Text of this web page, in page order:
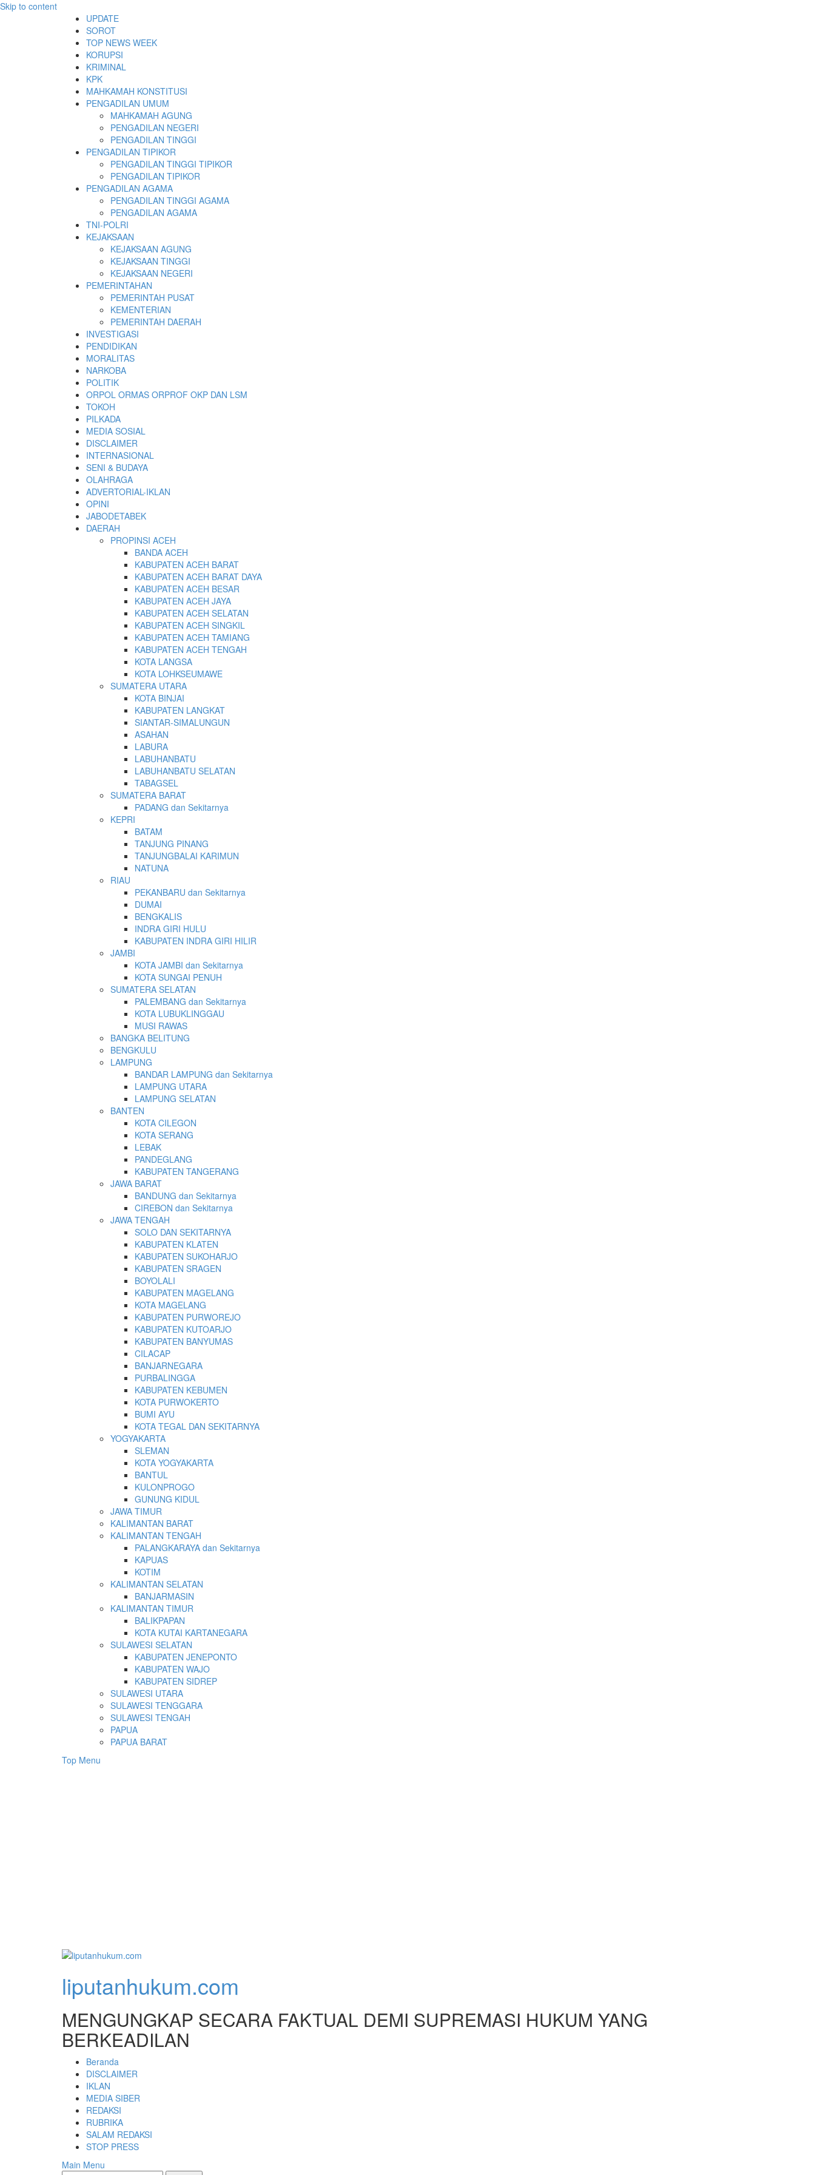
Skip to content
UPDATE
SOROT
TOP NEWS WEEK
KORUPSI
KRIMINAL
KPK
MAHKAMAH KONSTITUSI
PENGADILAN UMUM
MAHKAMAH AGUNG
PENGADILAN NEGERI
PENGADILAN TINGGI
PENGADILAN TIPIKOR
PENGADILAN TINGGI TIPIKOR
PENGADILAN TIPIKOR
PENGADILAN AGAMA
PENGADILAN TINGGI AGAMA
PENGADILAN AGAMA
TNI-POLRI
KEJAKSAAN
KEJAKSAAN AGUNG
KEJAKSAAN TINGGI
KEJAKSAAN NEGERI
PEMERINTAHAN
PEMERINTAH PUSAT
KEMENTERIAN
PEMERINTAH DAERAH
INVESTIGASI
PENDIDIKAN
MORALITAS
NARKOBA
POLITIK
ORPOL ORMAS ORPROF OKP DAN LSM
TOKOH
PILKADA
MEDIA SOSIAL
DISCLAIMER
INTERNASIONAL
SENI & BUDAYA
OLAHRAGA
ADVERTORIAL-IKLAN
OPINI
JABODETABEK
DAERAH
PROPINSI ACEH
BANDA ACEH
KABUPATEN ACEH BARAT
KABUPATEN ACEH BARAT DAYA
KABUPATEN ACEH BESAR
KABUPATEN ACEH JAYA
KABUPATEN ACEH SELATAN
KABUPATEN ACEH SINGKIL
KABUPATEN ACEH TAMIANG
KABUPATEN ACEH TENGAH
KOTA LANGSA
KOTA LOHKSEUMAWE
SUMATERA UTARA
KOTA BINJAI
KABUPATEN LANGKAT
SIANTAR-SIMALUNGUN
ASAHAN
LABURA
LABUHANBATU
LABUHANBATU SELATAN
TABAGSEL
SUMATERA BARAT
PADANG dan Sekitarnya
KEPRI
BATAM
TANJUNG PINANG
TANJUNGBALAI KARIMUN
NATUNA
RIAU
PEKANBARU dan Sekitarnya
DUMAI
BENGKALIS
INDRA GIRI HULU
KABUPATEN INDRA GIRI HILIR
JAMBI
KOTA JAMBI dan Sekitarnya
KOTA SUNGAI PENUH
SUMATERA SELATAN
PALEMBANG dan Sekitarnya
KOTA LUBUKLINGGAU
MUSI RAWAS
BANGKA BELITUNG
BENGKULU
LAMPUNG
BANDAR LAMPUNG dan Sekitarnya
LAMPUNG UTARA
LAMPUNG SELATAN
BANTEN
KOTA CILEGON
KOTA SERANG
LEBAK
PANDEGLANG
KABUPATEN TANGERANG
JAWA BARAT
BANDUNG dan Sekitarnya
CIREBON dan Sekitarnya
JAWA TENGAH
SOLO DAN SEKITARNYA
KABUPATEN KLATEN
KABUPATEN SUKOHARJO
KABUPATEN SRAGEN
BOYOLALI
KABUPATEN MAGELANG
KOTA MAGELANG
KABUPATEN PURWOREJO
KABUPATEN KUTOARJO
KABUPATEN BANYUMAS
CILACAP
BANJARNEGARA
PURBALINGGA
KABUPATEN KEBUMEN
KOTA PURWOKERTO
BUMI AYU
KOTA TEGAL DAN SEKITARNYA
YOGYAKARTA
SLEMAN
KOTA YOGYAKARTA
BANTUL
KULONPROGO
GUNUNG KIDUL
JAWA TIMUR
KALIMANTAN BARAT
KALIMANTAN TENGAH
PALANGKARAYA dan Sekitarnya
KAPUAS
KOTIM
KALIMANTAN SELATAN
BANJARMASIN
KALIMANTAN TIMUR
BALIKPAPAN
KOTA KUTAI KARTANEGARA
SULAWESI SELATAN
KABUPATEN JENEPONTO
KABUPATEN WAJO
KABUPATEN SIDREP
SULAWESI UTARA
SULAWESI TENGGARA
SULAWESI TENGAH
PAPUA
PAPUA BARAT
Top Menu
liputanhukum.com
MENGUNGKAP SECARA FAKTUAL DEMI SUPREMASI HUKUM YANG
BERKEADILAN
Beranda
DISCLAIMER
IKLAN
MEDIA SIBER
REDAKSI
RUBRIKA
SALAM REDAKSI
STOP PRESS
Main Menu